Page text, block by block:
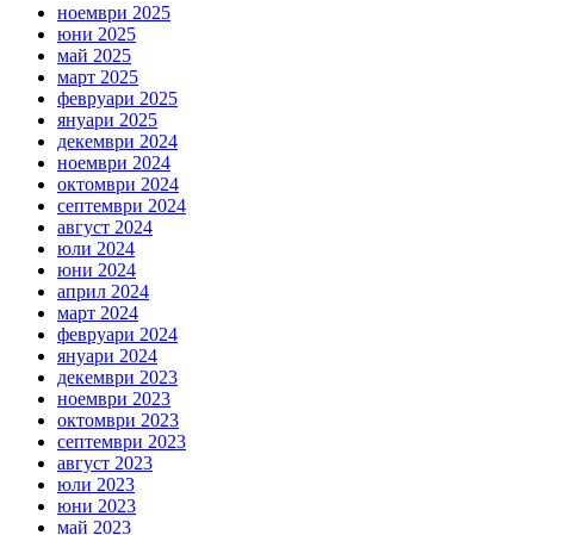
ноември 2025
юни 2025
май 2025
март 2025
февруари 2025
януари 2025
декември 2024
ноември 2024
октомври 2024
септември 2024
август 2024
юли 2024
юни 2024
април 2024
март 2024
февруари 2024
януари 2024
декември 2023
ноември 2023
октомври 2023
септември 2023
август 2023
юли 2023
юни 2023
май 2023